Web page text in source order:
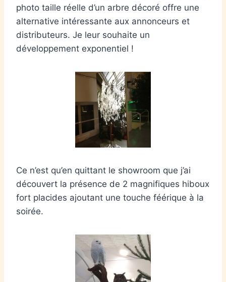
photo taille réelle d’un arbre décoré offre une
alternative intéressante aux annonceurs et
distributeurs. Je leur souhaite un
développement exponentiel !
Ce n’est qu’en quittant le showroom que j’ai
découvert la présence de 2 magnifiques hiboux
fort placides ajoutant une touche féérique à la
soirée.